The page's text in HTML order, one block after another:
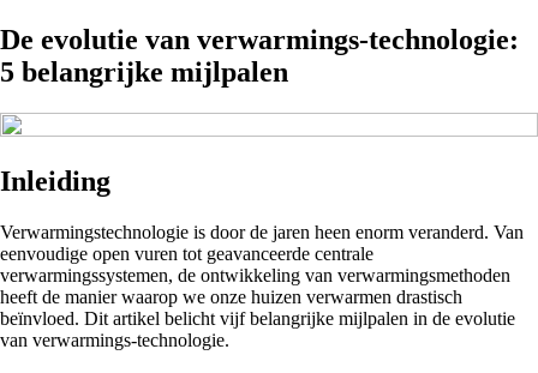
De evolutie van verwarmings-technologie:
5 belangrijke mijlpalen
Inleiding
Verwarmingstechnologie is door de jaren heen enorm veranderd. Van
eenvoudige open vuren tot geavanceerde centrale
verwarmingssystemen, de ontwikkeling van verwarmingsmethoden
heeft de manier waarop we onze huizen verwarmen drastisch
beïnvloed. Dit artikel belicht vijf belangrijke mijlpalen in de evolutie
van verwarmings-technologie.